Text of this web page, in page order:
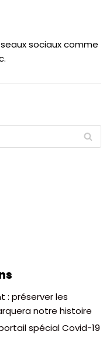
sociaux comme
: préserver les
notre histoire
spécial Covid-19